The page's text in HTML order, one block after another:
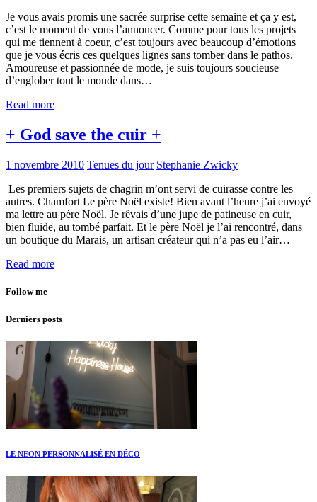
Je vous avais promis une sacrée surprise cette semaine et ça y est,
c’est le moment de vous l’annoncer. Comme pour tous les projets
qui me tiennent à coeur, c’est toujours avec beaucoup d’émotions
que je vous écris ces quelques lignes sans tomber dans le pathos.
Amoureuse et passionnée de mode, je suis toujours soucieuse
d’englober tout le monde dans…
Read more
+ God save the cuir +
1 novembre 2010 Tenues du jour Stephanie Zwicky
Les premiers sujets de chagrin m’ont servi de cuirasse contre les
autres. Chamfort Le père Noël existe! Bien avant l’heure j’ai envoyé
ma lettre au père Noël. Je rêvais d’une jupe de patineuse en cuir,
bien fluide, au tombé parfait. Et le père Noël je l’ai rencontré, dans
un boutique du Marais, un artisan créateur qui n’a pas eu l’air…
Read more
Follow me
Derniers posts
LE NEON PERSONNALISÉ EN DÉCO